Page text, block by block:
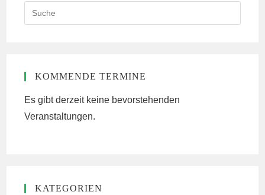
this
KOMMENDE TERMINE
Es gibt derzeit keine bevorstehenden
Veranstaltungen.
KATEGORIEN